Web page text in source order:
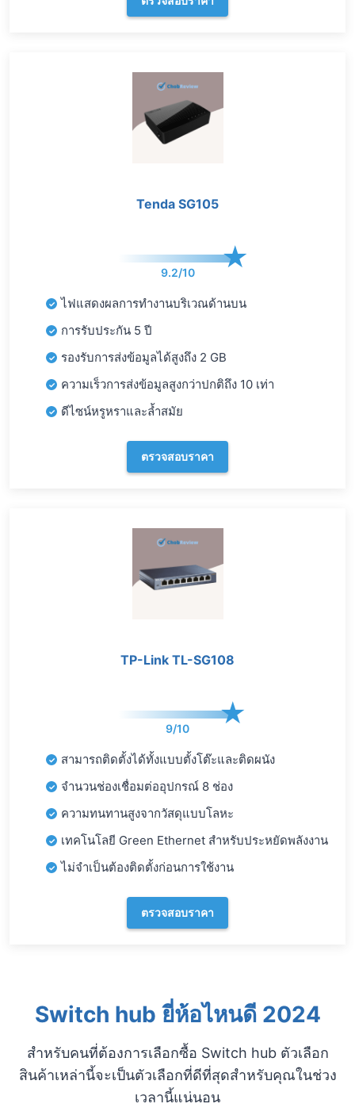
Tenda SG105
9.2/10
ไฟแสดงผลการทำงานบริเวณด้านบน
การรับประกัน 5 ปี
รองรับการส่งข้อมูลได้สูงถึง 2 GB
ความเร็วการส่งข้อมูลสูงกว่าปกติถึง 10 เท่า
ดีไซน์หรูหราและล้ำสมัย
ตรวจสอบราคา
TP-Link TL-SG108
9/10
สามารถติดตั้งได้ทั้งแบบตั้งโต๊ะและติดผนัง
จำนวนช่องเชื่อมต่ออุปกรณ์ 8 ช่อง
ความทนทานสูงจากวัสดุแบบโลหะ
เทคโนโลยี Green Ethernet สำหรับประหยัดพลังงาน
ไม่จำเป็นต้องติดตั้งก่อนการใช้งาน
ตรวจสอบราคา
Switch hub ยี่ห้อไหนดี 2024
สำหรับคนที่ต้องการเลือกซื้อ Switch hub ตัวเลือก
สินค้าเหล่านี้จะเป็นตัวเลือกที่ดีที่สุดสำหรับคุณในช่วง
เวลานี้แน่นอน